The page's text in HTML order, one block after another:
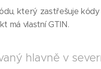
který zastřešuje kódy
má vlastní GTIN.
hlavně v